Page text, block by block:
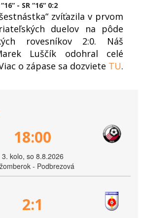
- SR “16“ 0:2
zvíťazila v prvom
duelov na pôde
rovesníkov 2:0. Náš
Luščík odohral celé
o zápase sa dozviete TU.
18:00
3. kolo, so 8.8.2026
- Podbrezová
2:1